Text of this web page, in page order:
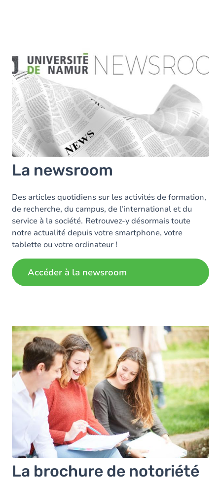
La newsroom
Des articles quotidiens sur les activités de formation,
de recherche, du campus, de l'international et du
service à la société. Retrouvez-y désormais toute
notre actualité depuis votre smartphone, votre
tablette ou votre ordinateur !
Accéder à la newsroom
La brochure de notoriété